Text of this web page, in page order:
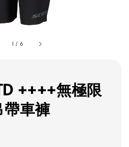
1 / 6
++++無極限
帶車褲